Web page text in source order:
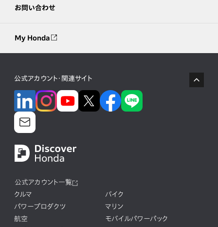
お問い合わせ
My Honda
公式アカウント・関連サイト
公式アカウント一覧
クルマ
バイク
パワープロダクツ
マリン
航空
モバイルパワーパック